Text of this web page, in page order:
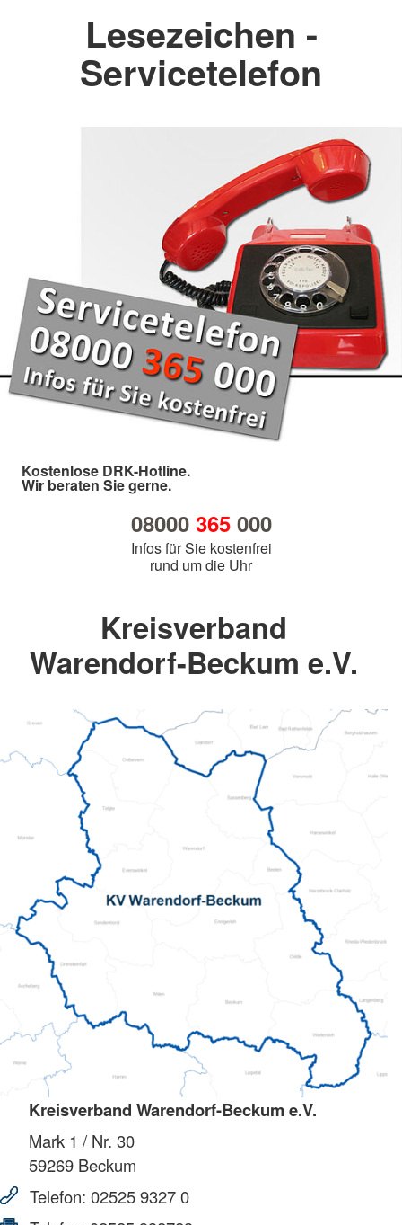
Lesezeichen -
Servicetelefon
Kostenlose DRK-Hotline.
Wir beraten Sie gerne.
08000 365000
Infos für Sie kostenfrei
rund um die Uhr
Kreisverband
Warendorf-Beckum e.V.
Kreisverband Warendorf-Beckum e.V.
Mark 1 / Nr. 30
59269 Beckum
Telefon: 02525 9327 0